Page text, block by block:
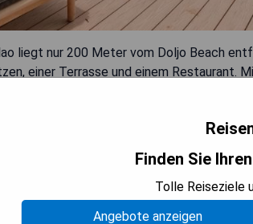
liegt nur 200 Meter vom Doljo Beach
einer Terrasse und einem Restaurant.
Hinagdanan Cave. Das Resort verfügt
WLAN.
Finden Sie
Tolle Reiseziele
Angebote anzeigen